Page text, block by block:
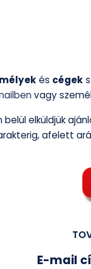
és cégek
vagy
elküldjük
afelett
E-mail